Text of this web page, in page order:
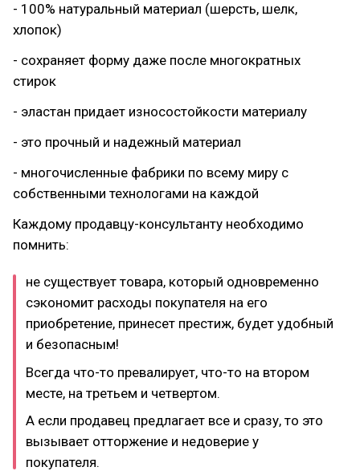
- 100% натуральный материал (шерсть, шелк,
хлопок)
- сохраняет форму даже после многократных
стирок
- эластан придает износостойкости материалу
- это прочный и надежный материал
- многочисленные фабрики по всему миру с
собственными технологами на каждой
Каждому продавцу-консультанту необходимо
помнить:
не существует товара, который одновременно
сэкономит расходы покупателя на его
приобретение, принесет престиж, будет удобный
и безопасным!
Всегда что-то превалирует, что-то на втором
месте, на третьем и четвертом.
А если продавец предлагает все и сразу, то это
вызывает отторжение и недоверие у
покупателя.